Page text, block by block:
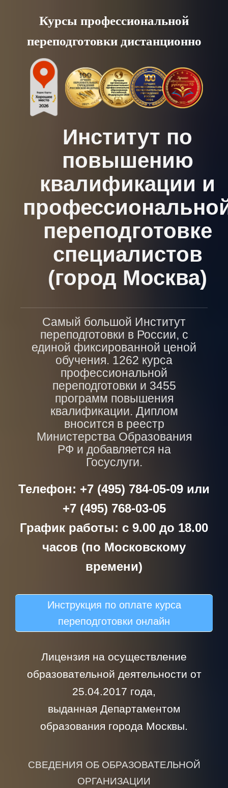
content
Курсы профессиональной
переподготовки дистанционно
Институт по
повышению
квалификации и
переподготовке
специалистов
(город Москва)
Самый большой Институт
переподготовки в России, с
единой фиксированной ценой
обучения. 1262 курса
профессиональной
переподготовки и 3455
программ повышения
квалификации. Диплом
вносится в реестр
Министерства Образования
РФ и добавляется на
Госуслуги.
Телефон: +7 (495) 784-05-09 или
+7 (495) 768-03-05
График работы: с 9.00 до 18.00
часов (по Московскому
времени)
Инструкция по оплате курса
переподготовки онлайн
Лицензия на осуществление
образовательной деятельности от
25.04.2017 года,
выданная Департаментом
образования города Москвы.
СВЕДЕНИЯ ОБ ОБРАЗОВАТЕЛЬНОЙ
ОРГАНИЗАЦИИ